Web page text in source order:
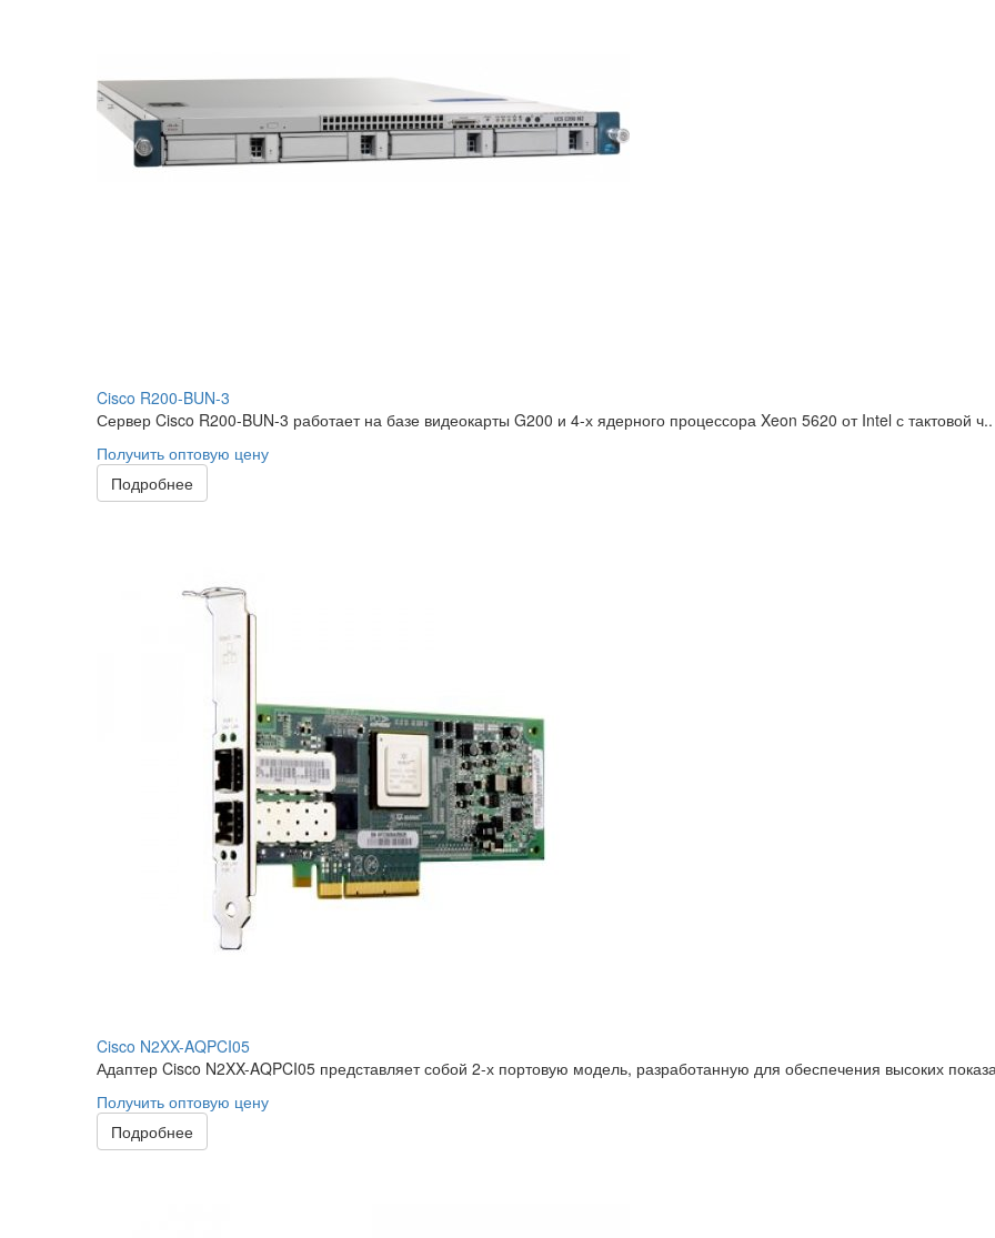
Cisco R200-BUN-3
Сервер Cisco R200-BUN-3 работает на базе видеокарты G200 и 4-х ядерного процессора Xeon 5620 от Intel с тактовой ч..
Получить оптовую цену
Подробнее
Cisco N2XX-AQPCI05
Адаптер Cisco N2XX-AQPCI05 представляет собой 2-х портовую модель, разработанную для обеспечения высоких
Получить оптовую цену
Подробнее